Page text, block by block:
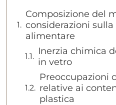
Composizione del
considerazioni sulla
alimentare
Inerzia chimica
in vetro
Preoccupazioni
relative ai
plastica